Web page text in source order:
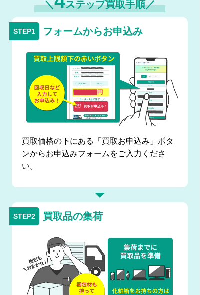
＼ ステップ買取手順／
フォームからお申込み
買取価格の下にある「買取お申込み」ボタ
ンからお申込みフォームをご入力くださ
い。
買取品の集荷